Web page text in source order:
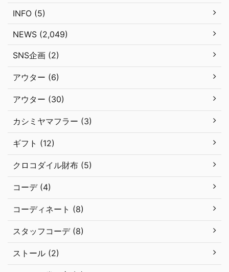
INFO (5)
NEWS (2,049)
SNS企画 (2)
アウター (6)
アウター (30)
カシミヤマフラー (3)
ギフト (12)
クロコダイル財布 (5)
コーデ (4)
コーディネート (8)
スタッフコーデ (8)
ストール (2)